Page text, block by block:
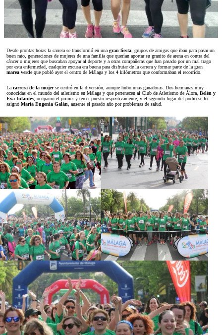
Desde prontas horas la carrera se transformó en una gran fiesta , grupos de amigas que iban para pasar un
buen rato, generaciones de mujeres de una familia que querían aportar su granito de arena en contra del
cáncer o mujeres que buscaban apoyar al deporte y a otras compañeras que han pasado por un mal trago
por esta enfermedad, cualquier excusa era buena para disfrutar de la carrera y formar parte de la gran
marea verdeque pobló ayer el centro de Málaga y los 4 kilómetros que conformaban el recorrido.
La carrera de la mujerse centró en la diversión, aunque hubo unas ganadoras. Dos hermanas muy
conocidas en el mundo del atletismo en Málaga y que pertenecen al Club de Atletismo de Álora, Belén y
Eva Infantes , ocuparon el primer y tercer puesto respectivamente, y el segundo lugar del podio se lo
asignó María Eugenia Galán , ausente el pasado año por problemas de salud.